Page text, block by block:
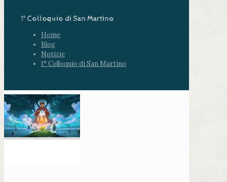
1° Colloquio di San Martino
Home
Blog
Notizie
1° Colloquio di San Martino